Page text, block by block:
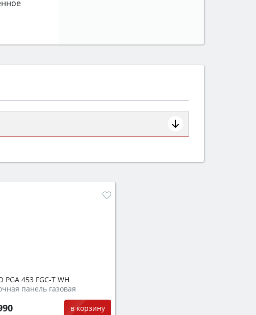
защита от детей).
PGA 453 FGC-T WH
панель газовая
в корзину